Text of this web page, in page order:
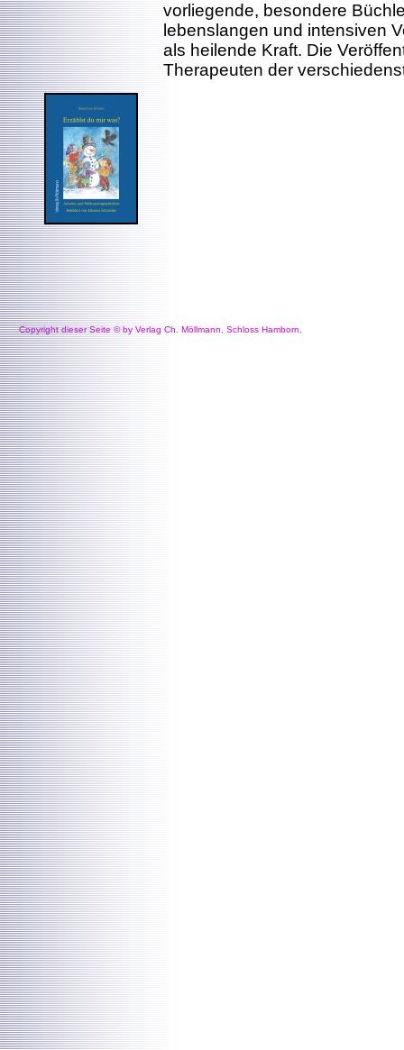
vorliegende, besondere
lebenslangen und intensiven
als heilende Kraft. Die
Therapeuten der
Copyright dieser Seite © by Verlag Ch. Möllmann, Schloss Hamborn,